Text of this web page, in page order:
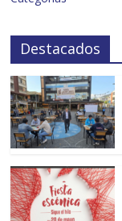
Destacados